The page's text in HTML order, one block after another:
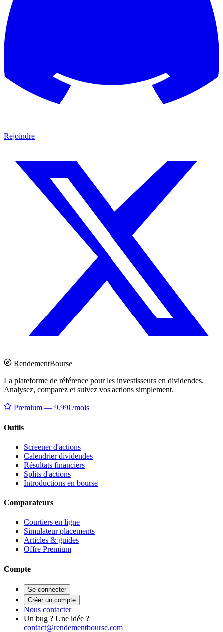
Rejoindre
RendementBourse
La plateforme de référence pour les investisseurs en dividendes.
Analysez, comparez et suivez vos actions simplement.
Premium — 9.99€/mois
Outils
Screener d'actions
Calendrier dividendes
Résultats financiers
Splits d'actions
Introductions en bourse
Comparateurs
Courtiers en ligne
Simulateur placements
Articles & guides
Offre Premium
Compte
Se connecter
Créer un compte
Nous contacter
Un bug ? Une idée ?
contact@rendementbourse.com